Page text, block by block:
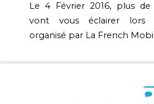
Le 4 Février 2016, plus
vont vous éclairer lors
organisé par La French